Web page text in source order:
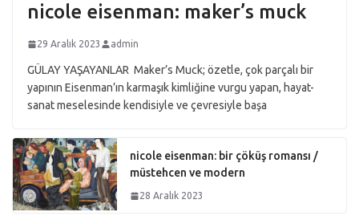
nicole eisenman: maker’s muck
29 Aralık 2023 admin
GÜLAY YAŞAYANLAR Maker’s Muck; özetle, çok parçalı bir
yapının Eisenman’ın karmaşık kimliğine vurgu yapan, hayat-
sanat meselesinde kendisiyle ve çevresiyle başa
nicole eisenman: bir çöküş romansı /
müstehcen ve modern
28 Aralık 2023